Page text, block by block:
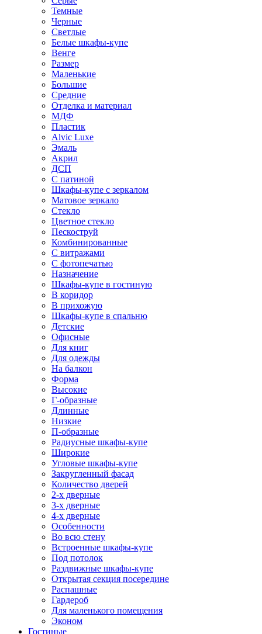
Темные
Черные
Светлые
Белые шкафы-купе
Венге
Размер
Маленькие
Большие
Средние
Отделка и материал
МДФ
Пластик
Alvic Luxe
Эмаль
Акрил
ДСП
С патиной
Шкафы-купе с зеркалом
Матовое зеркало
Стекло
Цветное стекло
Пескоструй
Комбинированные
С витражами
С фотопечатью
Назначение
Шкафы-купе в гостиную
В коридор
В прихожую
Шкафы-купе в спальню
Детские
Офисные
Для книг
Для одежды
На балкон
Форма
Высокие
Г-образные
Длинные
Низкие
П-образные
Радиусные шкафы-купе
Широкие
Угловые шкафы-купе
Закругленный фасад
Количество дверей
2-х дверные
3-х дверные
4-х дверные
Особенности
Во всю стену
Встроенные шкафы-купе
Под потолок
Раздвижные шкафы-купе
Открытая секция посередине
Распашные
Гардероб
Для маленького помещения
Эконом
Гостиные